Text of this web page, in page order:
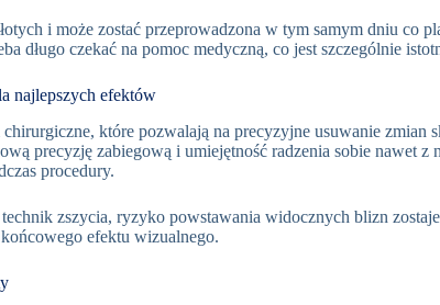
i może zostać przeprowadzona w tym samym dniu co
długo czekać na pomoc medyczną, co jest szczególnie
najlepszych efektów
które pozwalają na precyzyjne usuwanie
precyzję zabiegową i umiejętność radzenia sobie
procedury.
zszycia, ryzyko powstawania widocznych blizn
końcowego efektu wizualnego.